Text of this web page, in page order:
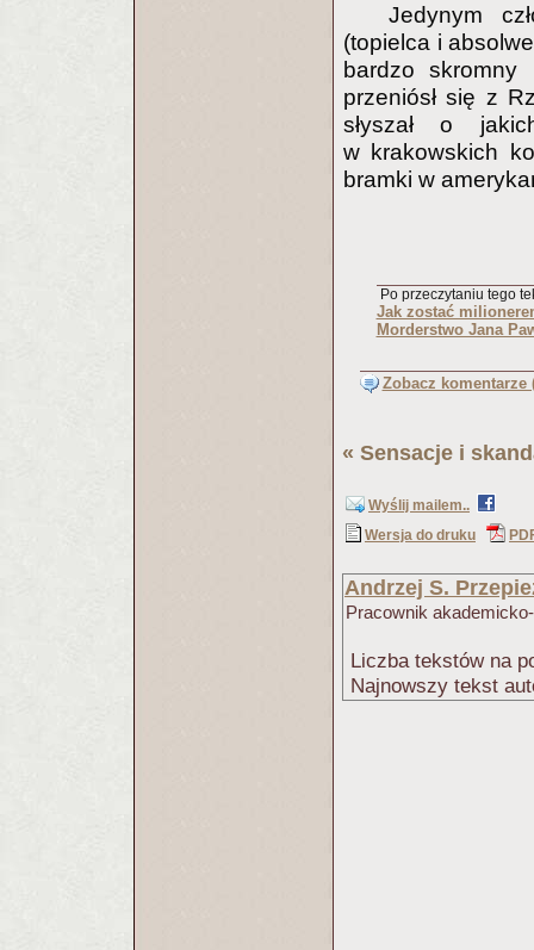
Jedynym
(topielca i
bardzo skromny
przeniósł się z
słyszał o
w krakowskich
bramki w
Po przeczytaniu tego
Jak zostać
Morderstwo Jana
Zobacz komentarze
« Sensacje i
Wyślij mailem..
Wersja do druku
Andrzej S.
Pracownik
Liczba tekstów na
Najnowszy tekst